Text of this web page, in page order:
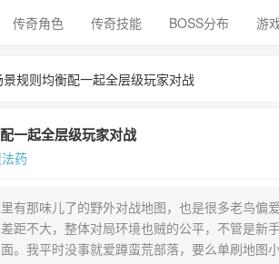
传奇角色 传奇技能 BOSS分布 游
规则均衡配一起全层级玩家对战
一起全层级玩家对战
药
有那味儿了的野外对战地图，也是很多老鸟偏
距不大，整体对局环境也贼的公平，不管是新
。我平时没事就爱蹲蛮荒部落，要么单刷地图